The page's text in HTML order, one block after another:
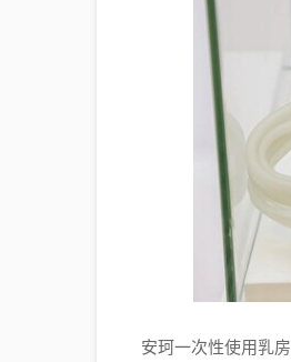
安珂一次性使用乳